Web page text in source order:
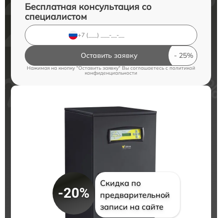
Бесплатная консультация со
специалистом
Оставить заявку
Нажимая на кнопку "Оставить заявку" Вы соглашаетесь cполитикой
конфиденциальности
-20%
Скидка по
предварительной
записи на сайте